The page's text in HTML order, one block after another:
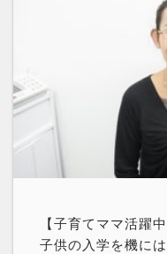
【子育てママ活躍
子供の入学を機に